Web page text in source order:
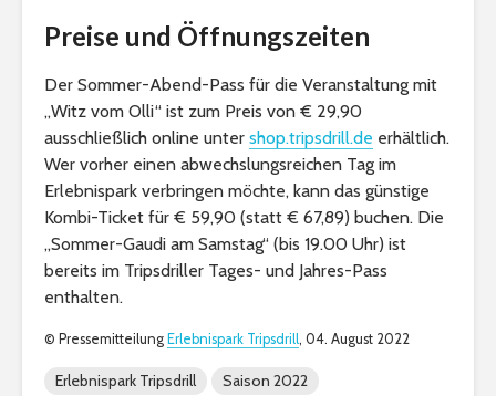
Preise und Öffnungszeiten
Der Sommer-Abend-Pass für die Veranstaltung mit
„Witz vom Olli“ ist zum Preis von € 29,90
ausschließlich online unter shop.tripsdrill.de erhältlich.
Wer vorher einen abwechslungsreichen Tag im
Erlebnispark verbringen möchte, kann das günstige
Kombi-Ticket für € 59,90 (statt € 67,89) buchen. Die
„Sommer-Gaudi am Samstag“ (bis 19.00 Uhr) ist
bereits im Tripsdriller Tages- und Jahres-Pass
enthalten.
© Pressemitteilung Erlebnispark Tripsdrill, 04. August 2022
Erlebnispark Tripsdrill Saison 2022